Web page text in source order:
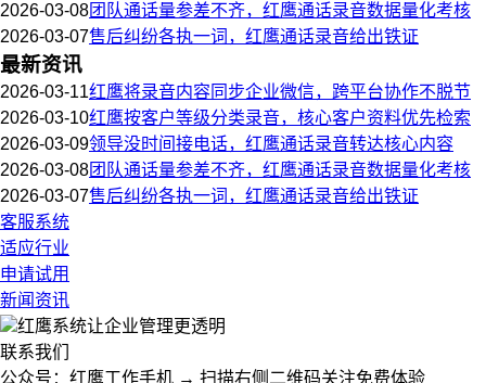
2026-03-08团队通话量参差不齐，红鹰通话录音数据量化考核
2026-03-07售后纠纷各执一词，红鹰通话录音给出铁证
最新资讯
2026-03-11红鹰将录音内容同步企业微信，跨平台协作不脱节
2026-03-10红鹰按客户等级分类录音，核心客户资料优先检索
2026-03-09领导没时间接电话，红鹰通话录音转达核心内容
2026-03-08团队通话量参差不齐，红鹰通话录音数据量化考核
2026-03-07售后纠纷各执一词，红鹰通话录音给出铁证
客服系统
适应行业
申请试用
新闻资讯
红鹰系统让企业管理更透明
联系我们
公众号：红鹰工作手机 → 扫描右侧二维码关注免费体验